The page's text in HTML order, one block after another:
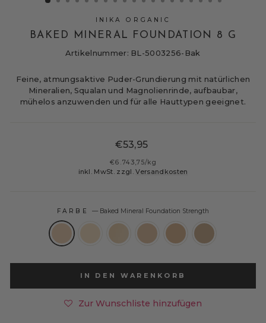
INIKA ORGANIC
BAKED MINERAL FOUNDATION 8 G
Artikelnummer: BL-5003256-Bak
Feine, atmungsaktive Puder-Grundierung mit natürlichen
Mineralien, Squalan und Magnolienrinde, aufbaubar,
mühelos anzuwenden und für alle Hauttypen geeignet.
Normaler
€53,95
€6.743,75/kg
inkl. MwSt. zzgl.Versandkosten
FARBE — Baked Mineral Foundation Strength
IN DEN WARENKORB
Zur Wunschliste hinzufügen